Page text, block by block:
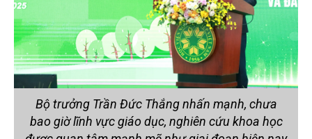
Bộ trưởng Trần Đức Thắng nhấn mạnh, chưa
bao giờ lĩnh vực giáo dục, nghiên cứu khoa học